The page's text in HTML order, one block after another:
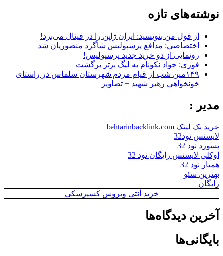
نوشته‌های تازه
از قول من بنویسید: ایران ژاپن را در فینال می‌برد!
اختصاصی: مدافع پرسپولیس شاگرد منصوریان شد
رونمایی از دو خرید جدید پرسپولیس!
فوری: جواد نکونام به لیگ برتر برگشت
۱۴۹مین شب از قیام مردم شهرستان سلماس در راستای
خونخواهی رهبر شهید + تصاویر
مدیر :
خرید بک لینک behtarinbacklink.com
لایسنس نود32
پسورد نود 32
اوکلی لایسنس رایگان نود 32
همیار نود 32
بهترین سئو
رایگان
خرید آنتی ویروس کسپرسکی
آخرین دیدگاه‌ها
بایگانی‌ها